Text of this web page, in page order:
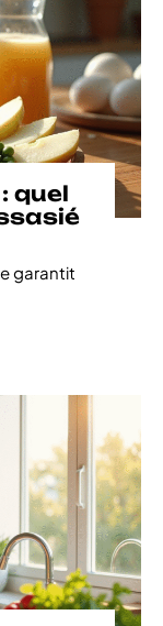
quel
garantit